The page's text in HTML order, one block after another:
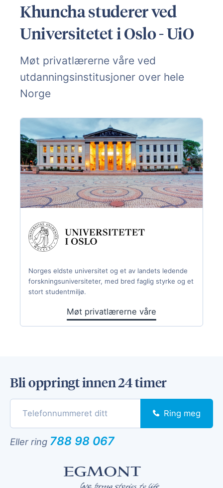
Khuncha studerer ved
Universitetet i Oslo - UiO
Møt privatlærerne våre ved
utdanningsinstitusjoner over hele
Norge
Norges eldste universitet og et av landets ledende
forskningsuniversiteter, med bred faglig styrke og et
stort studentmiljø.
Møt privatlærerne våre
Bli oppringt innen 24 timer
Ring meg
Eller ring 788 98 067